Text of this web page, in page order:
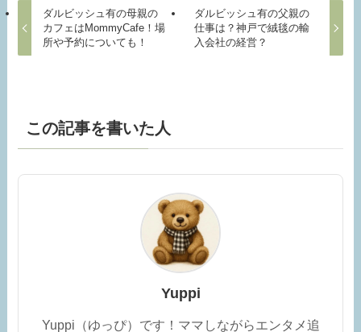
ダルビッシュ有の母親の
カフェはMommyCafe！場
所や予約についても！
ダルビッシュ有の父親の
仕事は？神戸で絨毯の輸
入会社の経営？
この記事を書いた人
Yuppi
Yuppi（ゆっぴ）です！ママしながらエンタメ追